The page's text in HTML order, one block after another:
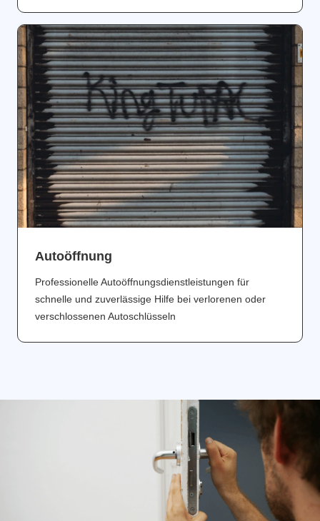
Аutoöffnung
Professionelle Autoöffnungsdienstleistungen für
schnelle und zuverlässige Hilfe bei verlorenen oder
verschlossenen Autoschlüsseln